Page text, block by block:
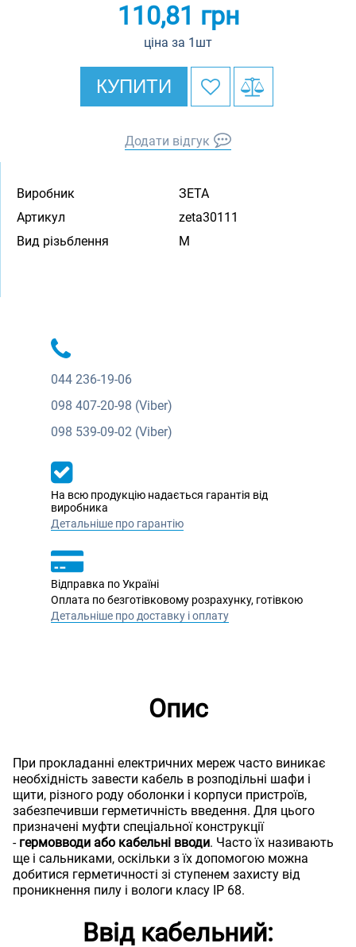
110,81 грн
ціна за 1шт
КУПИТИ
Додати відгук
Виробник
ЗЕТА
Артикул
zeta30111
Вид різьблення
M
044 236-19-06
098 407-20-98 (Viber)
098 539-09-02 (Viber)
На всю продукцію надається гарантія від
виробника
Детальніше про гарантію
Відправка по Україні
Оплата по безготівковому розрахунку, готівкою
Детальніше про доставку і оплату
Опис
При прокладанні електричних мереж часто виникає
необхідність завести кабель в розподільні шафи і
щити, різного роду оболонки і корпуси пристроїв,
забезпечивши герметичність введення. Для цього
призначені муфти спеціальної конструкції
- гермовводи або кабельні вводи. Часто їх називають
ще і сальниками, оскільки з їх допомогою можна
добитися герметичності зі ступенем захисту від
проникнення пилу і вологи класу IP 68.
Ввід кабельний: